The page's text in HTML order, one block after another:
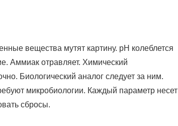
вещества мутят картину. pH колеблется
Аммиак отравляет. Химический
Биологический аналог следует за ним.
микробиологии. Каждый параметр несет
сбросы.